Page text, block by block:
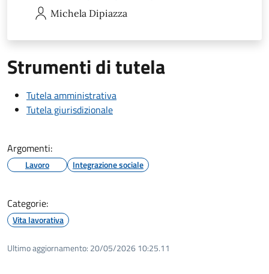
Michela Dipiazza
Strumenti di tutela
Tutela amministrativa
Tutela giurisdizionale
Argomenti:
Lavoro Integrazione sociale
Categorie:
Vita lavorativa
Ultimo aggiornamento: 20/05/2026 10:25.11